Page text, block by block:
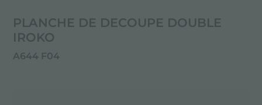
PLANCHE DE DECOUPE DOUBLE
IROKO
A644 F04